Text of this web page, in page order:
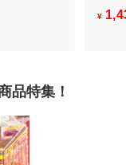
¥
品特集！